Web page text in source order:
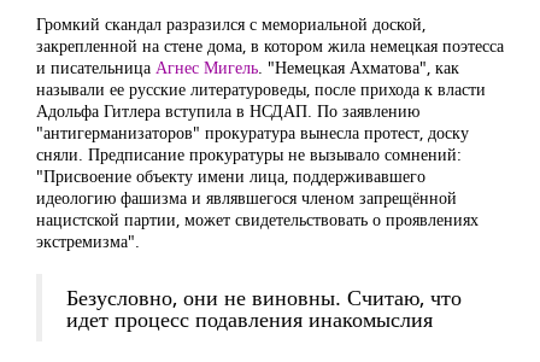
Громкий скандал разразился с мемориальной доской,
закрепленной на стене дома, в котором жила немецкая поэтесса
и писательница Агнес Мигель . "Немецкая Ахматова", как
называли ее русские литературоведы, после прихода к власти
Адольфа Гитлера вступила в НСДАП. По заявлению
"антигерманизаторов" прокуратура вынесла протест, доску
сняли. Предписание прокуратуры не вызывало сомнений:
"Присвоение объекту имени лица, поддерживавшего
идеологию фашизма и являвшегося членом запрещённой
нацистской партии, может свидетельствовать о проявлениях
экстремизма".
Безусловно, они не виновны. Считаю, что
идет процесс подавления инакомыслия